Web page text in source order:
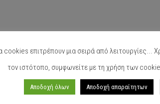
cookies επιτρέπουν μια σειρά από λειτουργίες...
τον ιστότοπο, συμφωνείτε με τη χρήση των
Αποδοχή όλων Αποδοχή απαραίτητων